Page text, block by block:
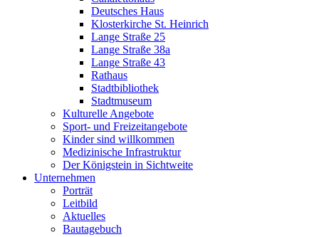
Deutsches Haus
Klosterkirche St. Heinrich
Lange Straße 25
Lange Straße 38a
Lange Straße 43
Rathaus
Stadtbibliothek
Stadtmuseum
Kulturelle Angebote
Sport- und Freizeitangebote
Kinder sind willkommen
Medizinische Infrastruktur
Der Königstein in Sichtweite
Unternehmen
Porträt
Leitbild
Aktuelles
Bautagebuch